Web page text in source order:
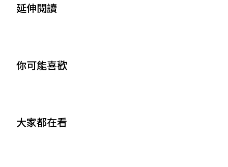
延伸閱讀
你可能喜歡
大家都在看